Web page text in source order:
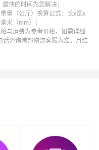
快的时间为您解决；
量（公斤）换算公式：长x宽x
米（mm）；
与运费为参考价格，如需详细
话咨询港邦物流客服为准，月结